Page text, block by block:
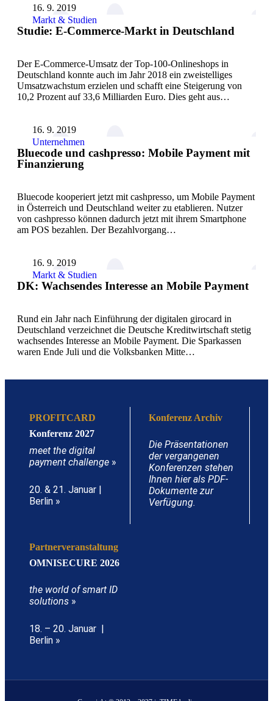
16. 9. 2019
Markt & Studien
Studie: E-Commerce-Markt in Deutschland
Der E-Commerce-Umsatz der Top-100-Onlineshops in
Deutschland konnte auch im Jahr 2018 ein zweistelliges
Umsatzwachstum erzielen und schafft eine Steigerung von
10,2 Prozent auf 33,6 Milliarden Euro. Dies geht aus…
16. 9. 2019
Unternehmen
Bluecode und cashpresso: Mobile Payment mit
Finanzierung
Bluecode kooperiert jetzt mit cashpresso, um Mobile Payment
in Österreich und Deutschland weiter zu etablieren. Nutzer
von cashpresso können dadurch jetzt mit ihrem Smartphone
am POS bezahlen. Der Bezahlvorgang…
16. 9. 2019
Markt & Studien
DK: Wachsendes Interesse an Mobile Payment
Rund ein Jahr nach Einführung der digitalen girocard in
Deutschland verzeichnet die Deutsche Kreditwirtschaft stetig
wachsendes Interesse an Mobile Payment. Die Sparkassen
waren Ende Juli und die Volksbanken Mitte…
PROFITCARD
Konferenz 2027
meet the digital
payment challenge »
20. & 21. Januar |
Berlin »
Konferenz Archiv
Die Präsentationen
der vergangenen
Konferenzen stehen
Ihnen hier als PDF-
Dokumente zur
Verfügung.
Partnerveranstaltung
OMNISECURE 2026
the world of smart ID
solutions »
18. – 20. Januar |
Berlin »